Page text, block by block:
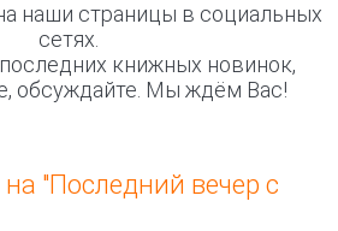
наши страницы в социальных
сетях.
книжных новинок,
обсуждайте. Мы ждём Вас!
"Последний вечер с